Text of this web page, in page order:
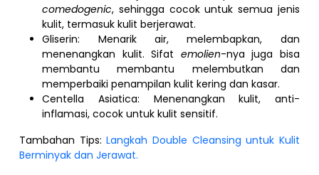
comedogenic, sehingga cocok untuk semua jenis
kulit, termasuk kulit berjerawat.
Gliserin: Menarik air, melembapkan, dan
menenangkan kulit. Sifat emolien-nya juga bisa
membantu membantu melembutkan dan
memperbaiki penampilan kulit kering dan kasar.
Centella Asiatica: Menenangkan kulit, anti-
inflamasi, cocok untuk kulit sensitif.
Tambahan Tips:Langkah Double Cleansing untuk Kulit
Berminyak dan Jerawat.